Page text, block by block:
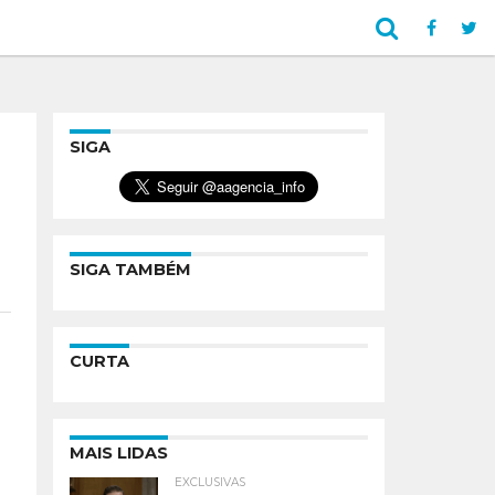
SIGA
SIGA TAMBÉM
CURTA
MAIS LIDAS
EXCLUSIVAS